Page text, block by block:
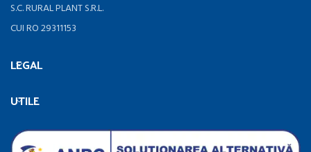
S.C. RURAL PLANT S.R.L.
CUI RO 29311153
LEGAL
UTILE